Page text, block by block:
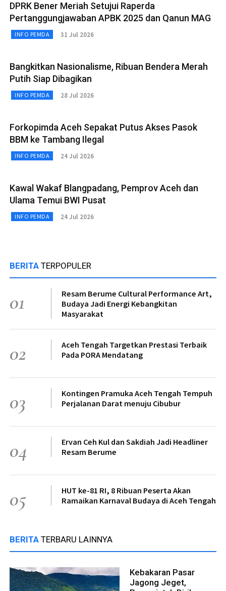
DPRK Bener Meriah Setujui Raperda
Pertanggungjawaban APBK 2025 dan Qanun MAG
INFO PEMDA 31 Jul 2026
Bangkitkan Nasionalisme, Ribuan Bendera Merah
Putih Siap Dibagikan
INFO PEMDA 28 Jul 2026
Forkopimda Aceh Sepakat Putus Akses Pasok
BBM ke Tambang Ilegal
INFO PEMDA 24 Jul 2026
Kawal Wakaf Blangpadang, Pemprov Aceh dan
Ulama Temui BWI Pusat
INFO PEMDA 24 Jul 2026
BERITA TERPOPULER
01
Resam Berume Cultural Performance Art,
Budaya Jadi Energi Kebangkitan
Masyarakat
02
Aceh Tengah Targetkan Prestasi Terbaik
Pada PORA Mendatang
03
Kontingen Pramuka Aceh Tengah Tempuh
Perjalanan Darat menuju Cibubur
04
Ervan Ceh Kul dan Sakdiah Jadi Headliner
Resam Berume
05
HUT ke-81 RI, 8 Ribuan Peserta Akan
Ramaikan Karnaval Budaya di Aceh Tengah
BERITA TERBARU LAINNYA
Kebakaran Pasar
Jagong Jeget,